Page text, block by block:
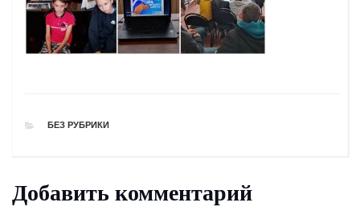
РУБРИКИ
БЕЗ РУБРИКИ
Добавить комментарий